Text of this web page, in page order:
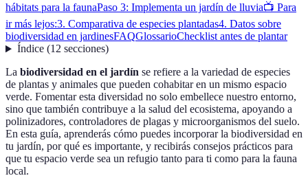
hábitats para la faunaPaso 3: Implementa un jardín de lluvia📺 Para
ir más lejos:3. Comparativa de especies plantadas4. Datos sobre
biodiversidad en jardinesFAQGlossarioChecklist antes de plantar
Índice(12 secciones)
La biodiversidad en el jardín se refiere a la variedad de especies
de plantas y animales que pueden cohabitar en un mismo espacio
verde. Fomentar esta diversidad no solo embellece nuestro entorno,
sino que también contribuye a la salud del ecosistema, apoyando a
polinizadores, controladores de plagas y microorganismos del suelo.
En esta guía, aprenderás cómo puedes incorporar la biodiversidad en
tu jardín, por qué es importante, y recibirás consejos prácticos para
que tu espacio verde sea un refugio tanto para ti como para la fauna
local.